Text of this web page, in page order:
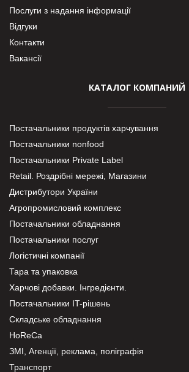
Послуги з надання інформації
Відгуки
Контакти
Вакансії
КАТАЛОГ КОМПАНИЙ
Постачальники продуктів харчування
Постачальники nonfood
Постачальники Private Label
Retail. Роздрібні мережі, Магазини
Дистрибутори України
Агропромисловий комплекс
Постачальники обладнання
Постачальники послуг
Логістичні компанії
Тара та упаковка
Харчові добавки. Інгредієнти.
Постачальники IT-рішень
Складське обладнання
HoReCa
ЗМІ, Агенції, реклама, поліграфія
Транспорт